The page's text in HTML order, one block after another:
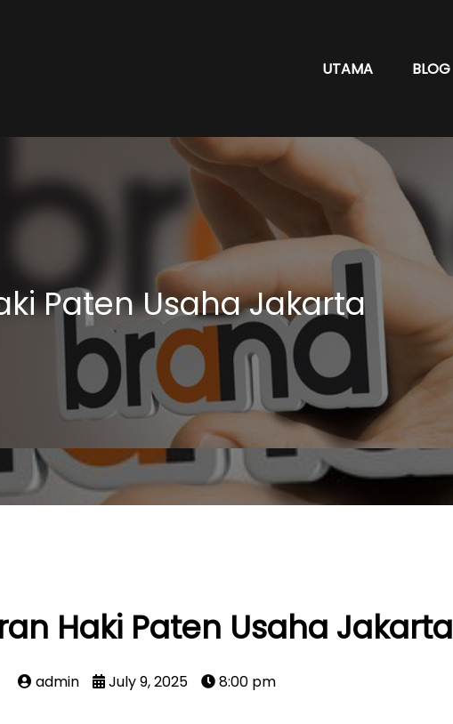
UTAMA BLOG
Paten Usaha Jakarta
Haki Paten Usaha Jakarta
admin July 9, 2025 8:00 pm